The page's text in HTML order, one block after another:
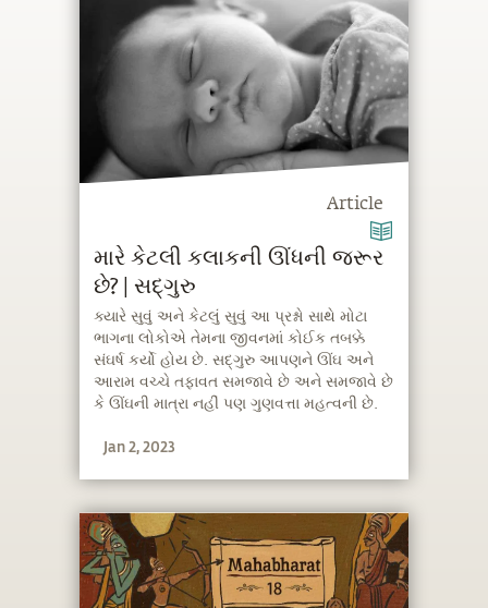
Article
મારે કેટલી કલાકની ઊંધની જરૂર
છે? | સદ્ગુરુ
ક્યારે સુવું અને કેટલું સુવું આ પ્રશ્નો સાથે મોટા
ભાગના લોકોએ તેમના જીવનમાં કોઈક તબક્કે
સંઘર્ષ કર્યો હોય છે. સદ્ગુરુ આપણને ઊંઘ અને
આરામ વચ્ચે તફાવત સમજાવે છે અને સમજાવે છે
કે ઊંઘની માત્રા નહીં પણ ગુણવત્તા મહત્વની છે.
અભ્યાસ વ્યક્તિના હૃદયનો 'આરામના વખત' નો
Jan 2, 2023